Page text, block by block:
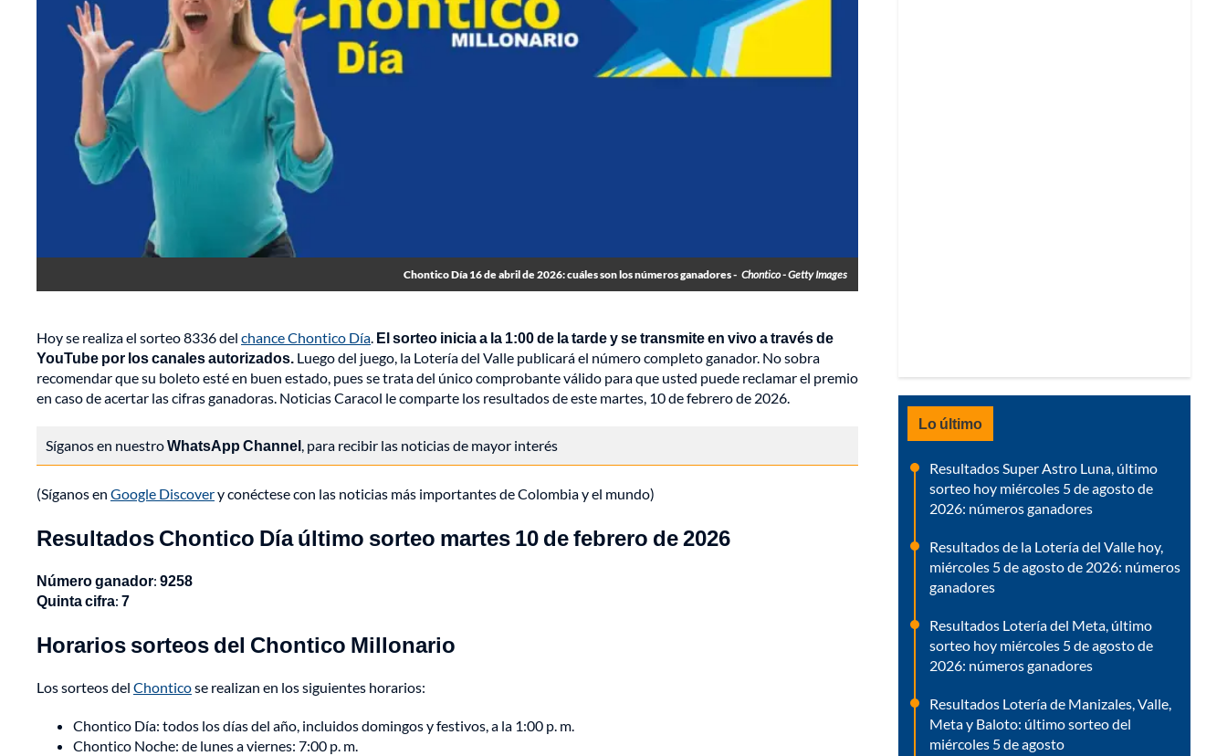
Chontico Día 16 de abril de 2026: cuáles son los números ganadores - Chontico - Getty Images
Hoy se realiza el sorteo 8336 del chance Chontico Día. El sorteo inicia a la 1:00 de la tarde y se transmite en vivo a través de
YouTube por los canales autorizados. Luego del juego, la Lotería del Valle publicará el número completo ganador. No sobra
recomendar que su boleto esté en buen estado, pues se trata del único comprobante válido para que usted puede reclamar el premio
en caso de acertar las cifras ganadoras. Noticias Caracol le comparte los resultados de este martes, 10 de febrero de 2026.
Síganos en nuestroWhatsApp Channel, para recibir las noticias de mayor interés
(Síganos en Google Discovery conéctese con las noticias más importantes de Colombia y el mundo)
Resultados Chontico Día último sorteo martes 10 de febrero de 2026
Número ganador: 9258
Quinta cifra: 7
Horarios sorteos del Chontico Millonario
Los sorteos del Chonticose realizan en los siguientes horarios:
Chontico Día: todos los días del año, incluidos domingos y festivos, a la 1:00 p. m.
Chontico Noche: de lunes a viernes: 7:00 p. m.
Lo último
Resultados Super Astro Luna, último
sorteo hoy miércoles 5 de agosto de
2026: números ganadores
Resultados de la Lotería del Valle hoy,
miércoles 5 de agosto de 2026: números
ganadores
Resultados Lotería del Meta, último
sorteo hoy miércoles 5 de agosto de
2026: números ganadores
Resultados Lotería de Manizales, Valle,
Meta y Baloto: último sorteo del
miércoles 5 de agosto